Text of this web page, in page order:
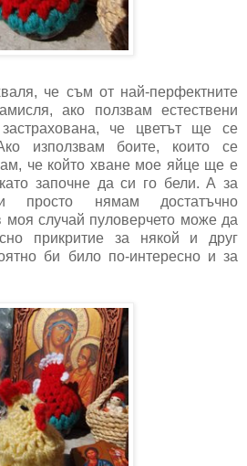
че съм от най-перфектните
ако ползвам естествени
че цветът ще се
използвам боите, които се
че който хване мое яйце ще е
започне да си го бели. А за
просто нямам достатъчно
случай пуловерчето може да
прикритие за някой и друг
би било по-интересно и за